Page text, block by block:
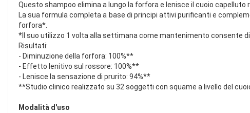
Questo shampoo elimina a lungo la forfora e lenisce il cuoio capelluto
La sua formula completa a base di principi attivi purificanti e
forfora*.
*Il suo utilizzo 1 volta alla settimana come mantenimento consente
Risultati:
- Diminuzione della forfora: 100%**
- Effetto lenitivo sul rossore: 100%**
- Lenisce la sensazione di prurito: 94%**
**Studio clinico realizzato su 32 soggetti con squame a livello del
Modalità d'uso